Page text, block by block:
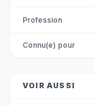
Profession
Connu(e) pour
VOIR AUSSI